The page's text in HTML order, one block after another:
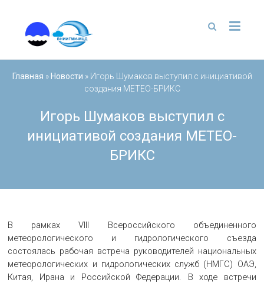
содержимому
Игорь Шумаков выступил с
инициативой создания МЕТЕО-
БРИКС
Главная » Новости » Игорь Шумаков выступил с инициативой
создания МЕТЕО-БРИКС
В рамках VIII Всероссийского объединенного
метеорологического и гидрологического съезда
состоялась рабочая встреча руководителей национальных
метеорологических и гидрологических служб (НМГС) ОАЭ,
Китая, Ирана и Российской Федерации. В ходе встречи